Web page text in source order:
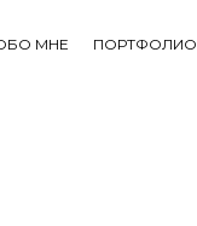
МНЕ ПОРТФОЛИО